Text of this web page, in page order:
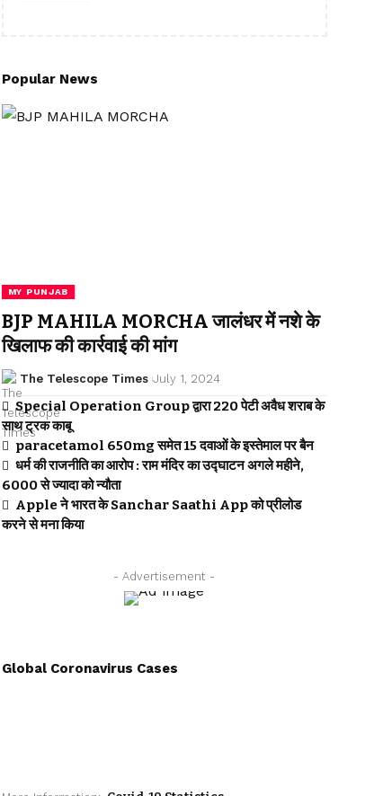
Popular News
MY PUNJAB
BJP MAHILA MORCHA जालंधर में नशे के
खिलाफ की कार्रवाई की मांग
The Telescope Times July 1, 2024
Special Operation Group द्वारा 220 पेटी अवैध शराब के
साथ ट्रक काबू
paracetamol 650mg समेत 15 दवाओं के इस्तेमाल पर बैन
धर्म की राजनीति का आरोप : राम मंदिर का उद्घाटन अगले महीने,
6000 से ज्यादा को न्यौता
Apple ने भारत के Sanchar Saathi App को प्रीलोड
करने से मना किया
- Advertisement -
Global Coronavirus Cases